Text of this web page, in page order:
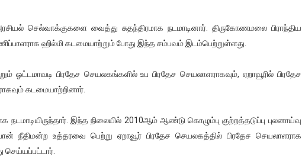
செல்வாக்குகளை வைத்து சுதந்திரமாக நடமாடினார். திருகோணமலை பிராந்திய
ஹில்மி கடமையாற்றும் போது இந்த சம்பவம் இடம்பெற்றுள்ளது.
ஓட்டமாவடி பிரதேச செயலகங்களில் உப பிரதேச செயலாளராகவும், ஏறாவூரில் பிரதேச
கடமையாற்றினார்.
நடமாடியிருந்தார். இந்த நிலையில் 2010ஆம் ஆண்டு கொழும்பு குற்றத்தடுப்பு புலனாய்வு
நீதிமன்ற உத்தரவை பெற்று ஏறாவூர் பிரதேச செயலகத்தில் பிரதேச செயலாளராக
செய்யப்பட்டார்.